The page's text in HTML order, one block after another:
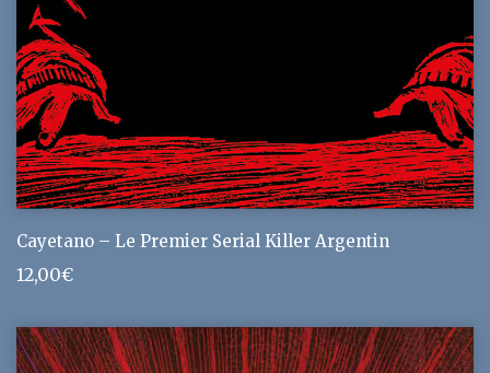
Cayetano – Le Premier Serial Killer Argentin
12,00€